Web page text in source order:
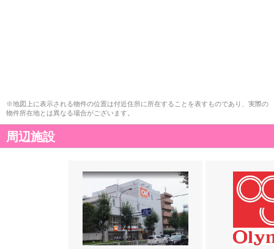
※地図上に表示される物件の位置は付近住所に所在することを表すものであり、実際の
物件所在地とは異なる場合がございます。
周辺施設